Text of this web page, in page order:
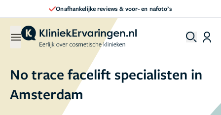
Onafhankelijke reviews & voor- en nafoto’s
No trace facelift specialisten in
Amsterdam